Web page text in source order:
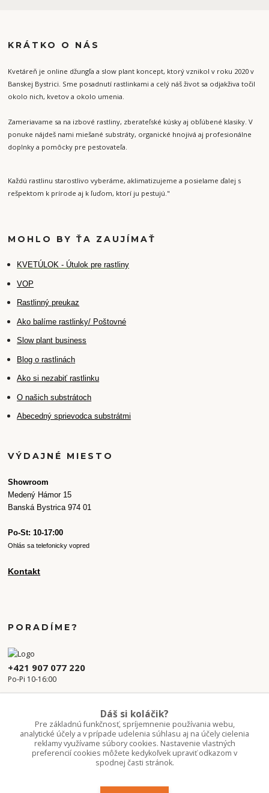
KRÁTKO O NÁS
Kvetáreň je online džungľa a slow plant koncept, ktorý vznikol v roku 2020 v
Banskej Bystrici. Sme posadnutí rastlinkami a celý náš život sa odjakživa točil
okolo nich, kvetov a okolo umenia.
Zameriavame sa na izbové rastliny, zberateľské kúsky aj obľúbené klasiky. V
ponuke nájdeš nami miešané substráty, organické hnojivá aj profesionálne
doplnky a pomôcky pre pestovateľa.
Každú rastlinu starostlivo vyberáme, aklimatizujeme a posielame ďalej s
rešpektom k prírode aj k ľuďom, ktorí ju pestujú."
MOHLO BY ŤA ZAUJÍMAŤ
KVETÚLOK - Útulok pre rastliny
VOP
Rastlinný preukaz
Ako balíme rastlinky/ Poštovné
Slow plant business
Blog o rastlinách
Ako si nezabiť rastlinku
O našich substrátoch
Abecedný sprievodca substrátmi
VÝDAJNÉ MIESTO
Showroom
Medený Hámor 15
Banská Bystrica 974 01
Po-St: 10-17:00
Ohlás sa telefonicky vopred
Kontakt
PORADÍME?
+421 907 077 220
Po-Pi 10-16:00
Dáš si koláčik?
Pre základnú funkčnosť, spríjemnenie používania webu,
analytické účely a v prípade udelenia súhlasu aj na účely cielenia
reklamy využívame súbory cookies. Nastavenie vlastných
preferencií cookies môžete kedykoľvek upraviť odkazom v
spodnej časti stránok.